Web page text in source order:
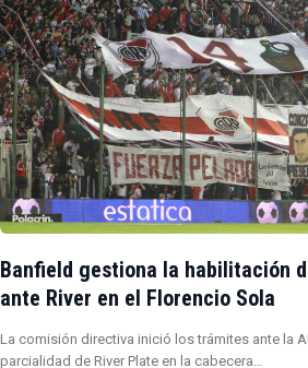
Banfield gestiona la habilitación
ante River en el Florencio Sola
La comisión directiva inició los trámites ante la
parcialidad de River Plate en la cabecera…